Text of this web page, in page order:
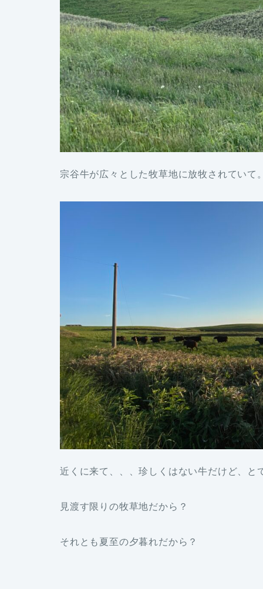
宗谷牛が広々とした牧草地に放牧されていて
近くに来て、、、珍しくはない牛だけど、と
見渡す限りの牧草地だから？
それとも夏至の夕暮れだから？